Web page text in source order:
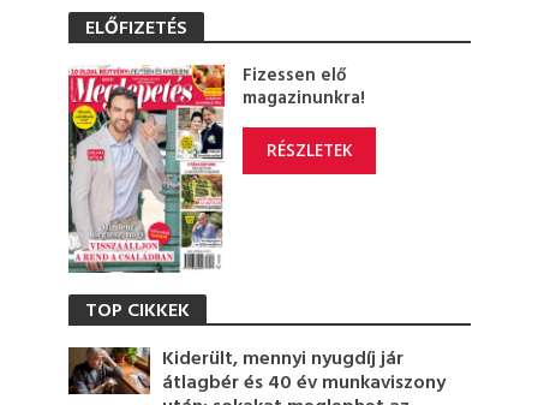
ELŐFIZETÉS
Fizessen elő
magazinunkra!
RÉSZLETEK
TOP CIKKEK
Kiderült, mennyi nyugdíj jár
átlagbér és 40 év munkaviszony